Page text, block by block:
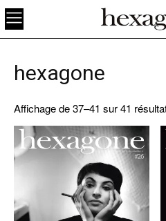
hexagone
Affichage de 37–41 sur 41